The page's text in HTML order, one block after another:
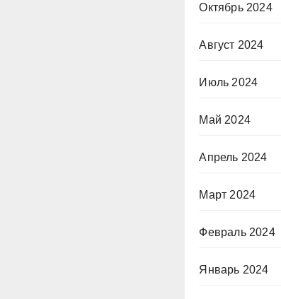
Октябрь 2024
Август 2024
Июль 2024
Май 2024
Апрель 2024
Март 2024
Февраль 2024
Январь 2024